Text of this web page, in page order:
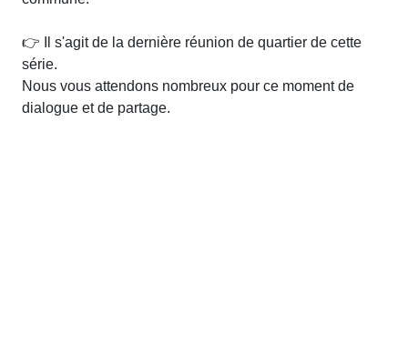
👉 Il s'agit de la dernière réunion de quartier de cette
série.
Nous vous attendons nombreux pour ce moment de
dialogue et de partage.